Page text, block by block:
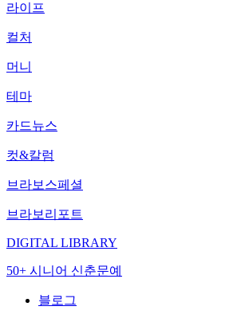
라이프
컬처
머니
테마
카드뉴스
컷&칼럼
브라보스페셜
브라보리포트
DIGITAL LIBRARY
50+ 시니어 신춘문예
블로그